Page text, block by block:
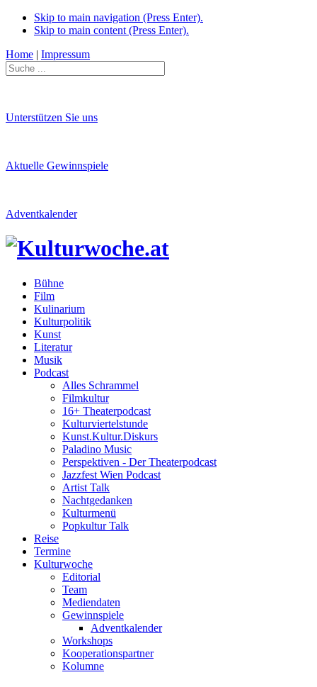
Skip to main navigation (Press Enter).
Skip to main content (Press Enter).
Home | Impressum
Unterstützen Sie uns
Aktuelle Gewinnspiele
Adventkalender
Bühne
Film
Kulinarium
Kulturpolitik
Kunst
Literatur
Musik
Podcast
Alles Schrammel
Filmkultur
16+ Theaterpodcast
Kulturviertelstunde
Kunst.Kultur.Diskurs
Paladino Music
Perspektiven - Der Theaterpodcast
Jazzfest Wien Podcast
Artist Talk
Nachtgedanken
Kulturmenü
Popkultur Talk
Reise
Termine
Kulturwoche
Editorial
Team
Mediendaten
Gewinnspiele
Adventkalender
Workshops
Kooperationspartner
Kolumne